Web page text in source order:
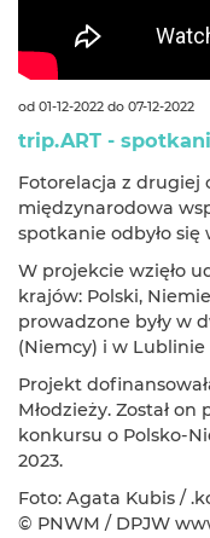
od 01-12-2022 do 07-12-2022
trip.ART -
Fotorelacja z drugiej
międzynarodowa
spotkanie odbyło się
W projekcie wzięło
krajów: Polski,
prowadzone były w
(Niemcy) i w Lublinie
Projekt
Młodzieży. Został
konkursu o Polsko-
2023.
Foto: Agata Kubis /
© PNWM / DPJW